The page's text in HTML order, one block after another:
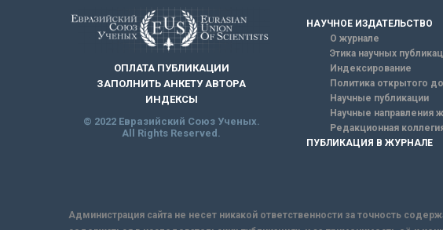
ОПЛАТА ПУБЛИКАЦИИ
ЗАПОЛНИТЬ АНКЕТУ АВТОРА
ИНДЕКСЫ
© 2022 Евразийский Союз Ученых.
All Rights Reserved.
НАУЧНОЕ ИЗДАТЕЛЬСТВО
О журнале
Этика научных
Индексирование
Политика открытого
Научные публикации
Научные направления
Редакционная
ПУБЛИКАЦИЯ В ЖУРНАЛЕ
Администрация сайта не несет никакой ответственности за точность